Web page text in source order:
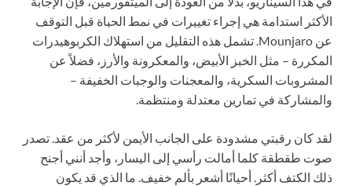
الأكثر استدامة هي إجراء تغييرات في نمط الحياة قبل التوقف
عن Mounjaro. تشمل هذه التقليل من استهلاك الكربوهيدرات
المكررة – مثل الخبز الأبيض، والمعكرونة والأرز، فضلاً عن
المشروبات السكرية، والمعجنات والوجبات الخفيفة –
والمشاركة في تمارين معتدلة ومنتظمة.
لقد كان رقبتي مشدودة على الجانب الأيمن لأكثر من عقد. تصدر
صوت طقطقة كلما أمالت رأسي إلى اليسار، وأجد أنني أجنح
ذلك الكتف أكثر. أحيانًا أشعر بألم خفيف. ما الذي قد يكون